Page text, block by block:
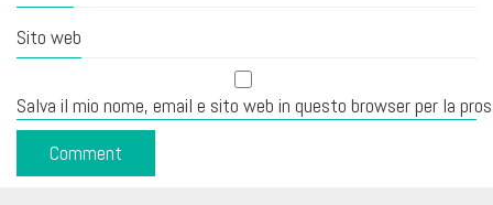
Sito web
Salva il mio nome, email e sito web in questo browser per la